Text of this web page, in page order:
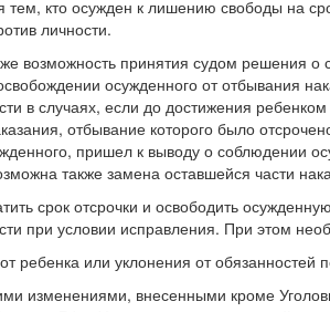
тем, кто осужден к лишению свободы на
личности.
возможность принятия судом решения о
осужденного от отбывания
в случаях, если до достижения ребенком
отбывание которого было
пришел к выводу о соблюдении
также замена оставшейся части
срок отсрочки и освободить
при условии исправления. При этом
ребенка или уклонения от обязанностей
изменениями, внесенными кроме